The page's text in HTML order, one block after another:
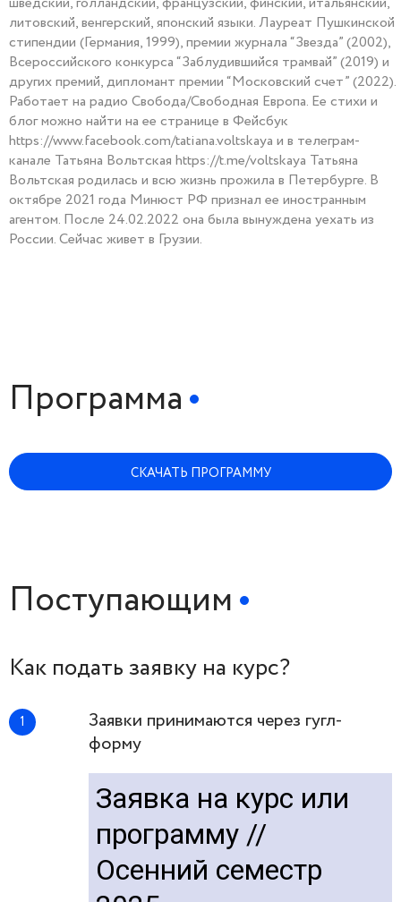
литовский, венгерский, японский языки. Лауреат Пушкинской
стипендии (Германия, 1999), премии журнала “Звезда” (2002),
Всероссийского конкурса “Заблудившийся трамвай” (2019) и
других премий, дипломант премии “Московский счет” (2022).
Работает на радио Свобода/Свободная Европа. Ее стихи и
блог можно найти на ее странице в Фейсбук
https://www.facebook.com/tatiana.voltskaya и в телеграм-
канале Татьяна Вольтская https://t.me/voltskaya Татьяна
Вольтская родилась и всю жизнь прожила в Петербурге. В
октябре 2021 года Минюст РФ признал ее иностранным
агентом. После 24.02.2022 она была вынуждена уехать из
России. Сейчас живет в Грузии.
Программа
СКАЧАТЬ ПРОГРАММУ
Поступающим
Как подать заявку на курс?
Заявки принимаются через гугл-
форму